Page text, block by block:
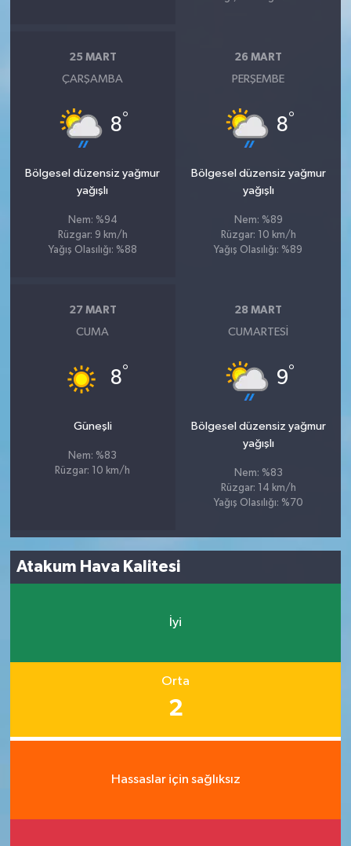
25 MART
ÇARŞAMBA
8°
Bölgesel düzensiz yağmur
yağışlı
Nem: %94
Rüzgar: 9 km/h
Yağış Olasılığı: %88
26 MART
PERŞEMBE
8°
Bölgesel düzensiz yağmur
yağışlı
Nem: %89
Rüzgar: 10 km/h
Yağış Olasılığı: %89
27 MART
CUMA
8°
Güneşli
Nem: %83
Rüzgar: 10 km/h
28 MART
CUMARTESI
9°
Bölgesel düzensiz yağmur
yağışlı
Nem: %83
Rüzgar: 14 km/h
Yağış Olasılığı: %70
Atakum Hava Kalitesi
İyi
Orta
2
Hassaslar için sağlıksız